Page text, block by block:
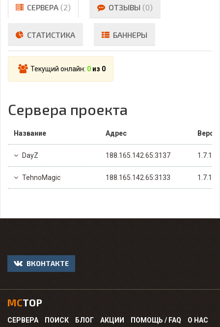
СЕРВЕРА (2) ОТЗЫВЫ (0)
СТАТИСТИКА БАННЕРЫ
Текущий онлайн: 0 из 0
Сервера проекта
Название Адрес
DayZ 188.165.142.65:3137 1.7.10
TehnoMagic 188.165.142.65:3133 1.7.10
ВКОНТАКТЕ
MCTOP
СЕРВЕРА ПОИСК БЛОГ АКЦИИ ПОМОЩЬ / FAQ О НАС